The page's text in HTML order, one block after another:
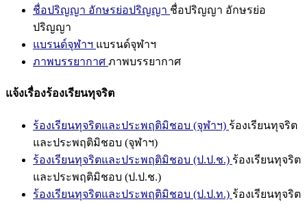
ชื่อปริญญา อักษรย่อปริญญา ชื่อปริญญา อักษรย่อ
ปริญญา
แบรนด์จุฬาฯ แบรนด์จุฬาฯ
ภาพบรรยากาศ ภาพบรรยากาศ
แจ้งเรื่องร้องเรียนทุจริต
ร้องเรียนทุจริตและประพฤติมิชอบ (จุฬาฯ) ร้องเรียนทุจริต
และประพฤติมิชอบ (จุฬาฯ)
ร้องเรียนทุจริตและประพฤติมิชอบ (ป.ป.ช.) ร้องเรียนทุจริต
และประพฤติมิชอบ (ป.ป.ช.)
ร้องเรียนทุจริตและประพฤติมิชอบ (ป.ป.ท.) ร้องเรียนทุจริต